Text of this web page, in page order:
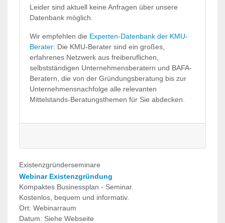
Leider sind aktuell keine Anfragen über unsere
Datenbank möglich.
Wir empfehlen die Experten-Datenbank der KMU-
Berater: Die KMU-Berater sind ein großes,
erfahrenes Netzwerk aus freiberuflichen,
selbstständigen Unternehmensberatern und BAFA-
Beratern, die von der Gründungsberatung bis zur
Unternehmensnachfolge alle relevanten
Mittelstands-Beratungsthemen für Sie abdecken.
Existenzgründerseminare
Webinar Existenzgründung
Kompaktes Businessplan - Seminar.
Kostenlos, bequem und informativ.
Ort: Webinarraum
Datum: Siehe Webseite